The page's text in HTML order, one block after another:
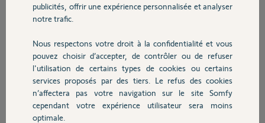
Domotique
Chauffage
Autres produits
Réponses
Quel est l'âge de l'appareil ?
Garantie ?
publicités, offrir une expérience personnalisée et analyser
notre trafic.
Nous respectons votre droit à la confidentialité et vous
pouvez choisir d’accepter, de contrôler ou de refuser
l'utilisation de certains types de cookies ou certains
services proposés par des tiers. Le refus des cookies
n’affectera pas votre navigation sur le site Somfy
cependant votre expérience utilisateur sera moins
optimale.